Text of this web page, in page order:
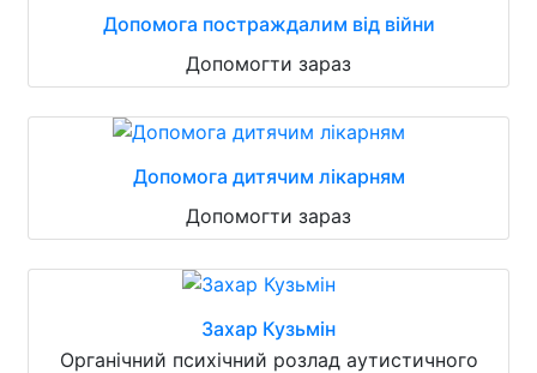
Допомога постраждалим від війни
Допомогти зараз
Допомога дитячим лікарням
Допомогти зараз
Захар Кузьмін
Органічний психічний розлад аутистичного